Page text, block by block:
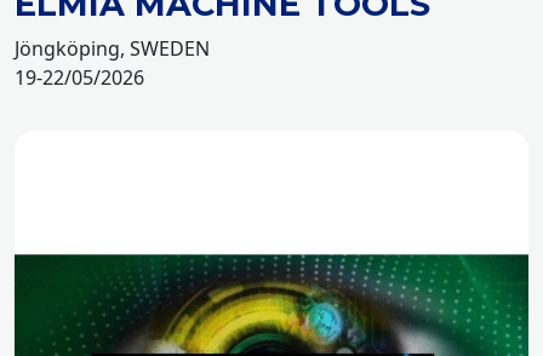
Jöngköping, SWEDEN
19-22/05/2026